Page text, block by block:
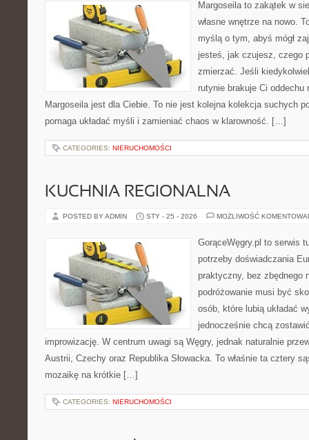
Margoseila to zakątek w
własne wnętrze na nowo.
myślą o tym, abyś mógł
jesteś, jak czujesz, czego
zmierzać. Jeśli
rutynie brakuje Ci oddechu
Margoseila jest dla Ciebie. To nie jest kolejna kolekcja suchych
pomaga układać myśli i zamieniać chaos w klarowność. […]
CATEGORIES: NIERUCHOMOŚCI
KUCHNIA REGIONALNA
POSTED BY ADMIN STY - 25 - 2026 MOŻLIWOŚĆ
GorąceWęgry.pl to serwis
potrzeby doświadczania
praktyczny, bez zbędnego
podróżowanie musi być
osób, które lubią układać
jednocześnie chcą
improwizację. W centrum uwagi są Węgry, jednak naturalnie
Austrii, Czechy oraz Republika Słowacka. To właśnie ta cztery
mozaikę na krótkie […]
CATEGORIES: NIERUCHOMOŚCI